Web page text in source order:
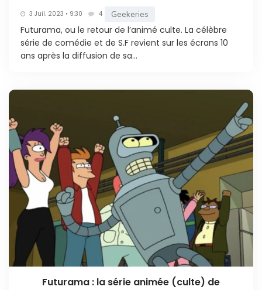
3 Juil. 2023 • 9:30 4 Geekeries
Futurama, ou le retour de l’animé culte. La célèbre
série de comédie et de S.F revient sur les écrans 10
ans après la diffusion de sa...
Futurama : la série animée (culte) de